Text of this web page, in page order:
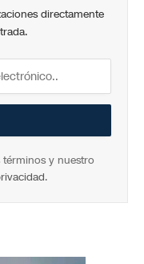
directamente
términos y nuestro
.